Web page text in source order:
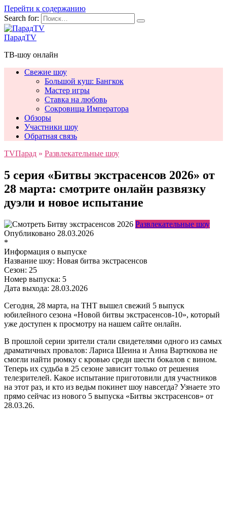
Перейти к содержанию
Search for:
ПарадTV
ТВ-шоу онлайн
Свежие шоу
Большой куш: Бангкок
Мастер игры
Ставка на любовь
Сокровища Императора
Обзоры
Участники шоу
Обратная связь
TVПарад » Развлекательные шоу
5 серия «Битвы экстрасенсов 2026» от
28 марта: смотрите онлайн развязку
дуэли и новое испытание
Развлекательные шоу
Опубликовано 28.03.2026
*
Информация о выпуске
Название шоу: Новая битва экстрасенсов
Сезон: 25
Номер выпуска: 5
Дата выхода: 28.03.2026
Сегодня, 28 марта, на ТНТ вышел свежий 5 выпуск
юбилейного сезона «Новой битвы экстрасенсов-10», который
уже доступен к просмотру на нашем сайте онлайн.
В прошлой серии зрители стали свидетелями одного из самых
драматичных провалов: Лариса Шеина и Анна Вартюхова не
смогли найти рюмку с кровью среди шести бокалов с вином.
Теперь их судьба в 25 сезоне зависит только от решения
телезрителей. Какое испытание приготовили для участников
на этот раз, и кто из ведьм покинет шоу навсегда? Узнаете это
прямо сейчас из нового 5 выпуска «Битвы экстрасенсов» от
28.03.26.